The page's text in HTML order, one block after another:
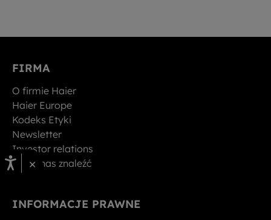
FIRMA
O firmie Haier
Haier Europe
Kodeks Etyki
Newsletter
Investor relations
Gdzie nas znaleźć
INFORMACJE PRAWNE
×